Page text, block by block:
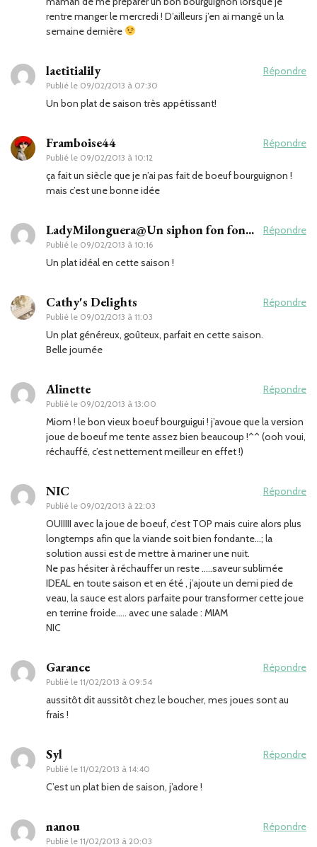
rentre manger le mercredi ! D’ailleurs j’en ai mangé un la
semaine dernière
laetitialily
Publié le 09/02/2013 à 07:30
Répondre
Un bon plat de saison très appétissant!
Framboise44
Publié le 09/02/2013 à 10:12
Répondre
ça fait un siècle que je n’ai pas fait de boeuf bourguignon !
mais c’est une bonne idée
LadyMilonguera@Un siphon fon fon...
Publié le 09/02/2013 à 10:16
Répondre
Un plat idéal en cette saison !
Cathy's Delights
Publié le 09/02/2013 à 11:03
Répondre
Un plat généreux, goûteux, parfait en cette saison.
Belle journée
Alinette
Publié le 09/02/2013 à 13:00
Répondre
Miom ! le bon vieux boeuf bourguigui ! j’avoue que la version
joue de boeuf me tente assez bien beaucoup !^^ (ooh voui,
réchauffé, c’est nettement meilleur en effet !)
NIC
Publié le 09/02/2013 à 22:03
Répondre
OUIIIII avec la joue de boeuf, c’est TOP mais cuire alors plus
longtemps afin que la viande soit bien fondante…; la
solution aussi est de mettre à mariner une nuit.
Ne pas hésiter à réchauffer un reste …..saveur sublimée
IDEAL en toute saison et en été , j’ajoute un demi pied de
veau, la sauce est alors parfaite pour transformer cette joue
en terrine froide….. avec une salade : MIAM
NIC
Garance
Publié le 11/02/2013 à 09:54
Répondre
aussitôt dit aussitôt chez le boucher, mes joues sont au
frais !
Syl
Publié le 11/02/2013 à 14:40
Répondre
C’est un plat bien de saison, j’adore !
nanou
Publié le 11/02/2013 à 20:03
Répondre